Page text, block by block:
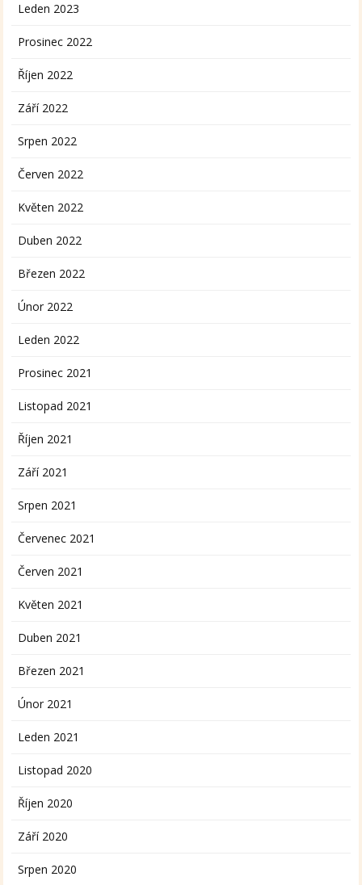
Leden 2023
Prosinec 2022
Říjen 2022
Září 2022
Srpen 2022
Červen 2022
Květen 2022
Duben 2022
Březen 2022
Únor 2022
Leden 2022
Prosinec 2021
Listopad 2021
Říjen 2021
Září 2021
Srpen 2021
Červenec 2021
Červen 2021
Květen 2021
Duben 2021
Březen 2021
Únor 2021
Leden 2021
Listopad 2020
Říjen 2020
Září 2020
Srpen 2020